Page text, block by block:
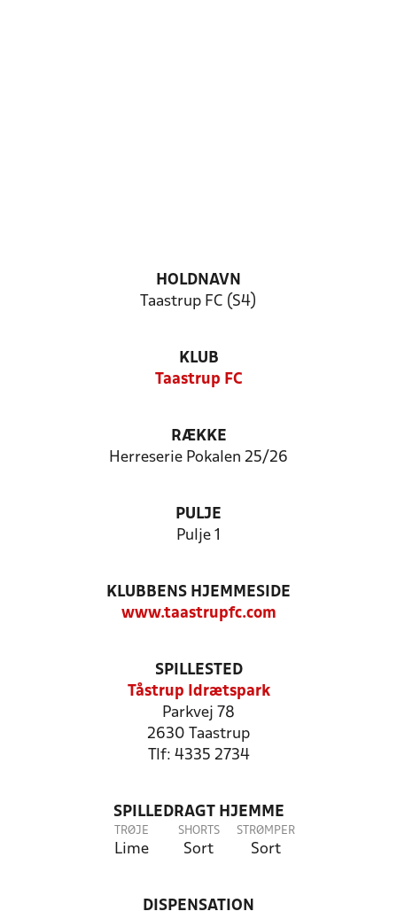
HOLDNAVN
Taastrup FC (S4)
KLUB
Taastrup FC
RÆKKE
Herreserie Pokalen 25/26
PULJE
Pulje 1
KLUBBENS HJEMMESIDE
www.taastrupfc.com
SPILLESTED
Tåstrup Idrætspark
Parkvej 78
2630 Taastrup
Tlf: 4335 2734
SPILLEDRAGT HJEMME
TRØJE
Lime
SHORTS
Sort
STRØMPER
Sort
DISPENSATION